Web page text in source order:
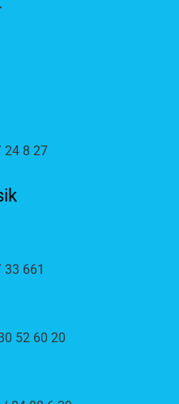
24 8 27
661
52 60 20